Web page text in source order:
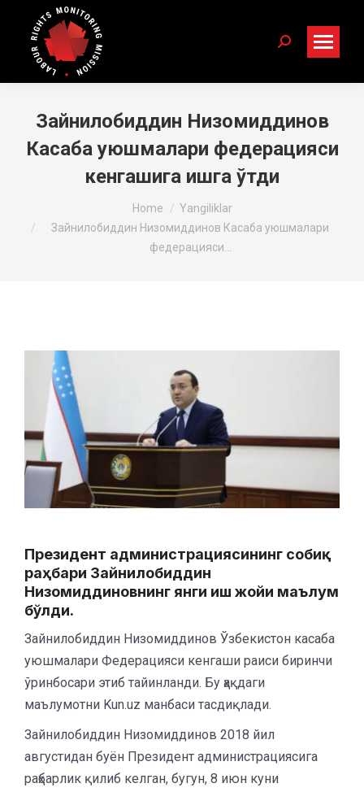
Search:
Зайнилобиддин Низомиддинов
Касаба уюшмалари федерацияси
кенгашига ишга ўтди
Home
Yangiliklar
Зайнилобиддин Низомиддинов Касаба уюшмалари
федерацияси…
Президент администрациясининг собиқ
раҳбари Зайнилобиддин
Низомиддиновнинг янги иш жойи маълум
бўлди.
Зайнилобиддин Низомиддинов Ўзбекистон касаба
уюшмалари Федерацияси кенгаши раиси биринчи
ўринбосари этиб тайинланди. Бу ҳақдаги
маълумотни Kun.uz манбаси тасдиқлади.
Зайнилобиддин Низомиддинов 2018 йил
августидан буён Президент администрациясига
раҳбарлик қилиб келган, бугун, 8 июн куни